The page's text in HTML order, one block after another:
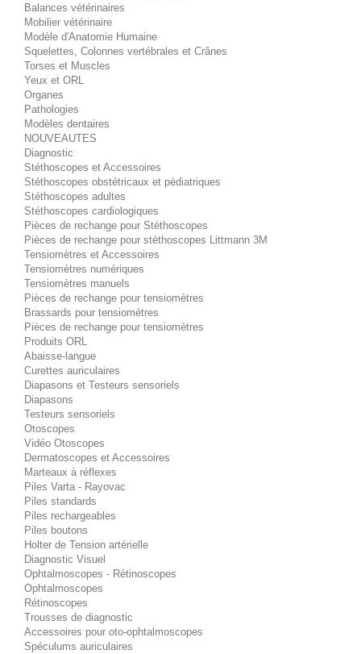
Balances vétérinaires
Mobilier vétérinaire
Modèle d'Anatomie Humaine
Squelettes, Colonnes vertébrales et Crânes
Torses et Muscles
Yeux et ORL
Organes
Pathologies
Modèles dentaires
NOUVEAUTES
Diagnostic
Stéthoscopes et Accessoires
Stéthoscopes obstétricaux et pédiatriques
Stéthoscopes adultes
Stéthoscopes cardiologiques
Pièces de rechange pour Stéthoscopes
Pièces de rechange pour stéthoscopes Littmann 3M
Tensiomètres et Accessoires
Tensiomètres numériques
Tensiomètres manuels
Pièces de rechange pour tensiomètres
Brassards pour tensiomètres
Pièces de rechange pour tensiomètres
Produits ORL
Abaisse-langue
Curettes auriculaires
Diapasons et Testeurs sensoriels
Diapasons
Testeurs sensoriels
Otoscopes
Vidéo Otoscopes
Dermatoscopes et Accessoires
Marteaux à réflexes
Piles Varta - Rayovac
Piles standards
Piles rechargeables
Piles boutons
Holter de Tension artérielle
Diagnostic Visuel
Ophtalmoscopes - Rétinoscopes
Ophtalmoscopes
Rétinoscopes
Trousses de diagnostic
Accessoires pour oto-ophtalmoscopes
Spéculums auriculaires